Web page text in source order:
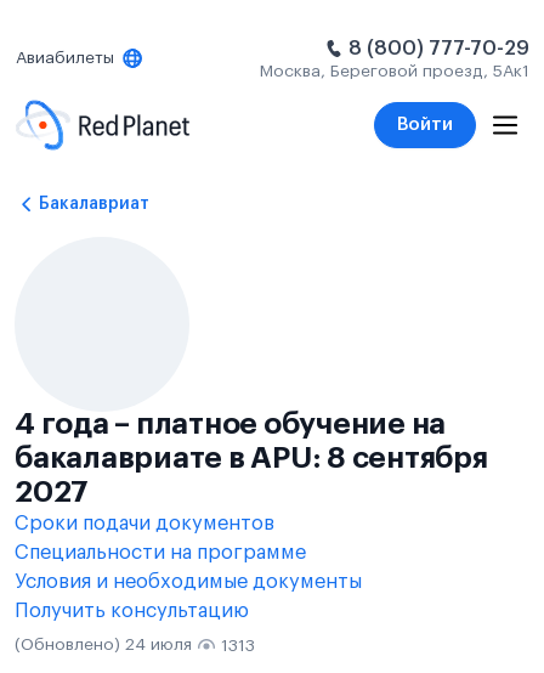
Авиабилеты 8 (800) 777-70-29
Москва, Береговой проезд, 5Ак1
Войти
Бакалавриат
4 года – платное обучение на
бакалавриате в APU: 8 сентября
2027
Сроки подачи документов
Специальности на программе
Условия и необходимые документы
Получить консультацию
(Обновлено) 24 июля 1313